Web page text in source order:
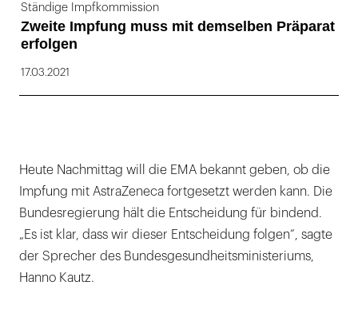
Ständige Impfkommission
Zweite Impfung muss mit demselben Präparat
erfolgen
17.03.2021
Heute Nachmittag will die EMA bekannt geben, ob die
Impfung mit AstraZeneca fortgesetzt werden kann. Die
Bundesregierung hält die Entscheidung für bindend.
„Es ist klar, dass wir dieser Entscheidung folgen“, sagte
der Sprecher des Bundesgesundheitsministeriums,
Hanno Kautz.